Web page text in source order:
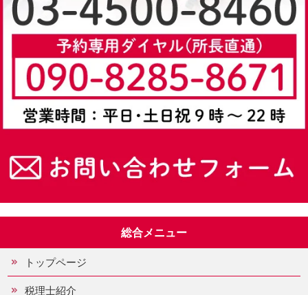
総合メニュー
トップページ
税理士紹介